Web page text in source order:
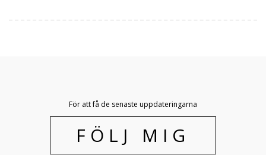
För att få de senaste uppdateringarna
FÖLJ MIG